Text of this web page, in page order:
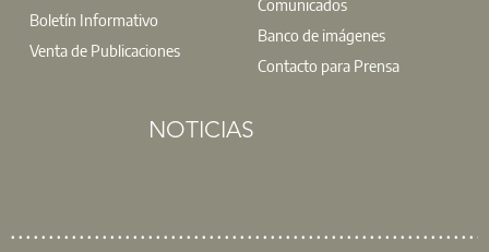
Boletín Informativo
Venta de Publicaciones
Comunicados
Banco de imágenes
Contacto para Prensa
NOTICIAS